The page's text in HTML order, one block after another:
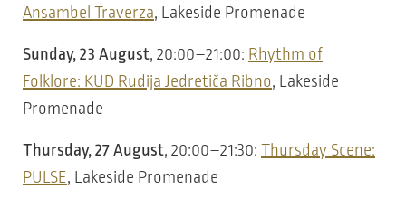
Ansambel Traverza, Lakeside Promenade
Sunday, 23 August, 20:00–21:00: Rhythm of
Folklore: KUD Rudija Jedretiča Ribno, Lakeside
Promenade
Thursday, 27 August, 20:00–21:30: Thursday Scene:
PULSE, Lakeside Promenade